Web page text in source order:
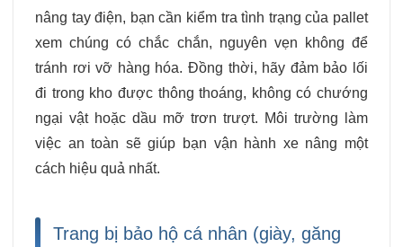
nâng tay điện, bạn cần kiểm tra tình trạng của pallet
xem chúng có chắc chắn, nguyên vẹn không để
tránh rơi vỡ hàng hóa. Đồng thời, hãy đảm bảo lối
đi trong kho được thông thoáng, không có chướng
ngại vật hoặc dầu mỡ trơn trượt. Môi trường làm
việc an toàn sẽ giúp bạn vận hành xe nâng một
cách hiệu quả nhất.
Trang bị bảo hộ cá nhân (giày, găng